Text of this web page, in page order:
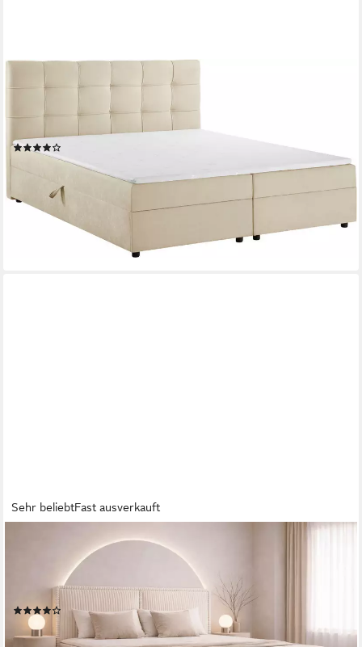
Boxbett Tommes inkl. Bettkasten und Topper, Liegefläche
180x200cm, erhältlich in der Größe 180x200 cm, inkl.
Aufbauvideo
499,99 € UVP
lieferbar - in 5-6 Werktagen bei dir
Sehr beliebtFast ausverkauft
Boxbett Bett 04 (Bonnell + Topper, Doppelbett gepolstertes
Kopfteil Bett mit Bettkasten, aus Cord, Polsterbett
Kontinentalbett), (BxHxT):143/163/183x113x214cm
(39)
ab 739,00 € 989,00 €